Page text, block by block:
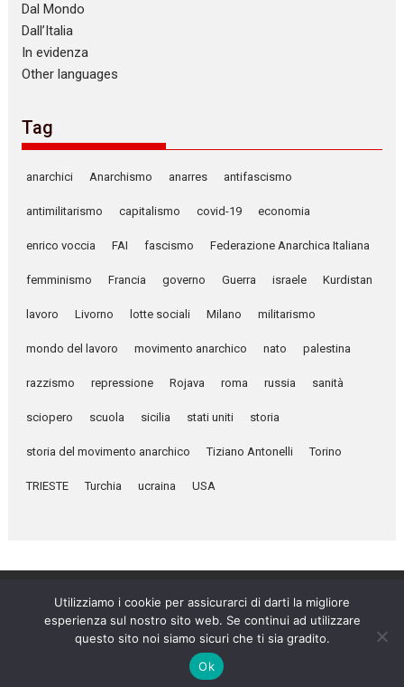
Dal Mondo
Dall’Italia
In evidenza
Other languages
Tag
anarchici Anarchismo anarres antifascismo
antimilitarismo capitalismo covid-19 economia
enrico voccia FAI fascismo Federazione Anarchica Italiana
femminismo Francia governo Guerra israele Kurdistan
lavoro Livorno lotte sociali Milano militarismo
mondo del lavoro movimento anarchico nato palestina
razzismo repressione Rojava roma russia sanità
sciopero scuola sicilia stati uniti storia
storia del movimento anarchico Tiziano Antonelli Torino
TRIESTE Turchia ucraina USA
Umanità Nova © 2026
Settimanale anarchico fondato nel 1920 da Errico Malatesta
Utilizziamo i cookie per assicurarci di darti la migliore
esperienza sul nostro sito web. Se continui ad utilizzare
questo sito noi siamo sicuri che ti sia gradito.
Ok